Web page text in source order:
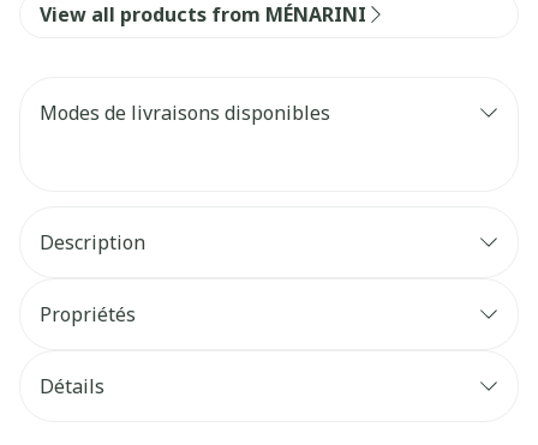
View all products from MÉNARINI
Modes de livraisons disponibles
Description
Propriétés
Détails